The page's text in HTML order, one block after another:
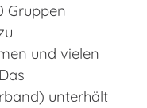
Gruppen
und vielen
unterhält